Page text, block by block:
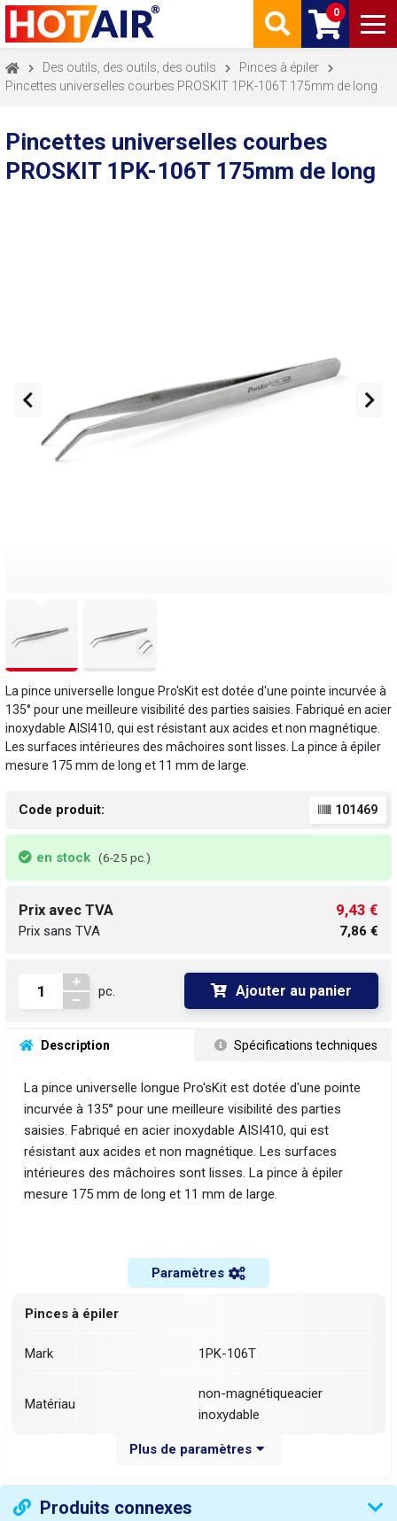
0
Des outils, des outils, des outils
Pinces à épiler
Pincettes universelles courbes PROSKIT 1PK-106T 175mm de long
Pincettes universelles courbes
PROSKIT 1PK-106T 175mm de long
La pince universelle longue Pro'sKit est dotée d'une pointe incurvée à
135° pour une meilleure visibilité des parties saisies. Fabriqué en acier
inoxydable AISI410, qui est résistant aux acides et non magnétique.
Les surfaces intérieures des mâchoires sont lisses. La pince à épiler
mesure 175 mm de long et 11 mm de large.
Code produit: 101469
en stock (6-25 pc.)
Prix avec TVA
Prix sans TVA
9,43 €
7,86 €
pc. Ajouter au panier
Description Spécifications techniques
La pince universelle longue Pro'sKit est dotée d'une pointe
incurvée à 135° pour une meilleure visibilité des parties
saisies. Fabriqué en acier inoxydable AISI410, qui est
résistant aux acides et non magnétique. Les surfaces
intérieures des mâchoires sont lisses. La pince à épiler
mesure 175 mm de long et 11 mm de large.
Paramètres
Pinces à épiler
Mark 1PK-106T
Matériau
non-magnétiqueacier
inoxydable
courbé et pointu
Plus de paramètres
Produits connexes